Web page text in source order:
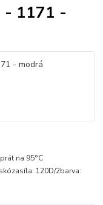
- 1171 -
na 95°C
120D/2barva: